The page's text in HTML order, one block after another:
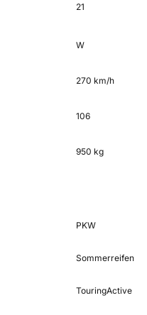
21
W
270 km/h
106
950 kg
PKW
Sommerreifen
TouringActive